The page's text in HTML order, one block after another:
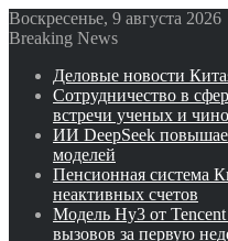
Воскресенье, 9 августа 2026
Breaking News
Деловые новости
Сотрудничество в
встречи ученых и
ИИ DeepSeek
моделей
Пенсионная система
неактивных счетов
Модель Hy3 от
вызовов за первую